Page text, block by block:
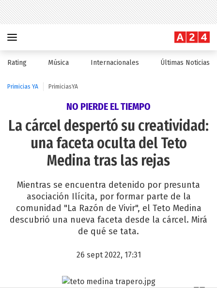
Rating Música Internacionales Últimas Noticias
Primicias YA PrimiciasYA
NO PIERDE EL TIEMPO
La cárcel despertó su creatividad:
una faceta oculta del Teto
Medina tras las rejas
Mientras se encuentra detenido por presunta
asociación Ilícita, por formar parte de la
comunidad "La Razón de Vivir", el Teto Medina
descubrió una nueva faceta desde la cárcel. Mirá
de qué se tata.
26 sept 2022, 17:31